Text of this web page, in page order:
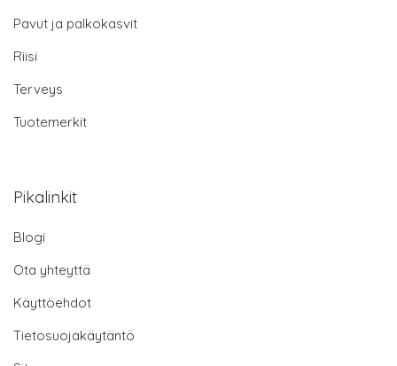
Pavut ja palkokasvit
Riisi
Terveys
Tuotemerkit
Pikalinkit
Blogi
Ota yhteyttä
Käyttöehdot
Tietosuojakäytäntö